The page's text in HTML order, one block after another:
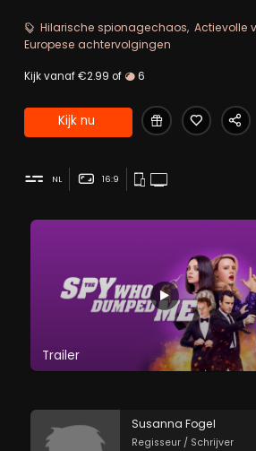
Hilarische spionagechaos Actievolle
Europese achtervolgingen
Kijk vanaf €2.99 of 6
Kijk nu
NL 16:9
Trailer
Susanna Fogel
Regisseur / Schrijver